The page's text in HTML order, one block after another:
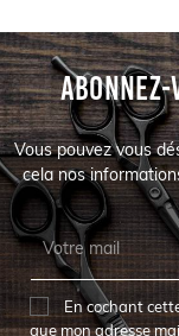
ABONNEZ-
Vous pouvez vous
cela nos
En cochant
que mon adresse